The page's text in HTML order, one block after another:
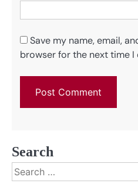
Save my name, email,
browser for the next time I
Search
Search
for: